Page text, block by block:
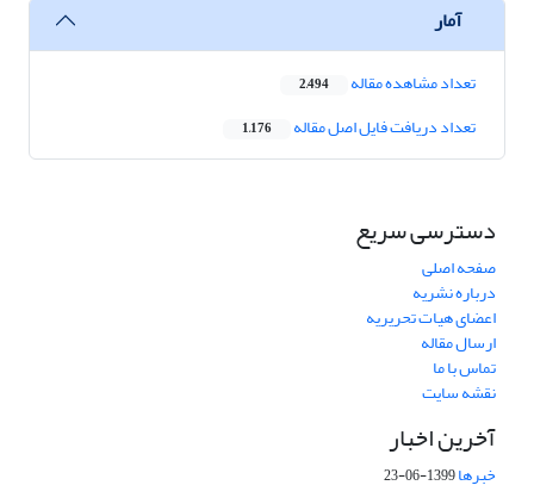
آمار
تعداد مشاهده مقاله 2,494
تعداد دریافت فایل اصل مقاله 1,176
دسترسی سریع
صفحه اصلی
درباره نشریه
اعضای هیات تحریریه
ارسال مقاله
تماس با ما
نقشه سایت
آخرین اخبار
خبرها1399-06-23